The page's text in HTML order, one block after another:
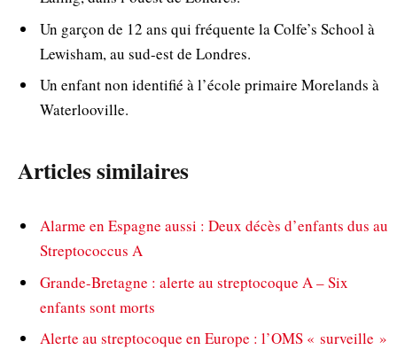
Un garçon de 12 ans qui fréquente la Colfe’s School à
Lewisham, au sud-est de Londres.
Un enfant non identifié à l’école primaire Morelands à
Waterlooville.
Articles similaires
Alarme en Espagne aussi : Deux décès d’enfants dus au
Streptococcus A
Grande-Bretagne : alerte au streptocoque A – Six
enfants sont morts
Alerte au streptocoque en Europe : l’OMS « surveille »